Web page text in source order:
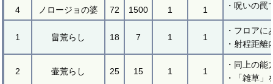
・呪いの罠
4 ノロージョの婆 72 1500 1 1
1 畠荒らし 18 7 1 1
・フロアに
・射程距
2 壷荒らし 25 15 1 1
・同上の能
・「雑草